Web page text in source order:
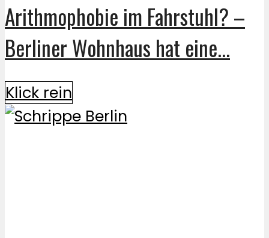
Arithmophobie im Fahrstuhl? –
Berliner Wohnhaus hat eine...
Klick rein